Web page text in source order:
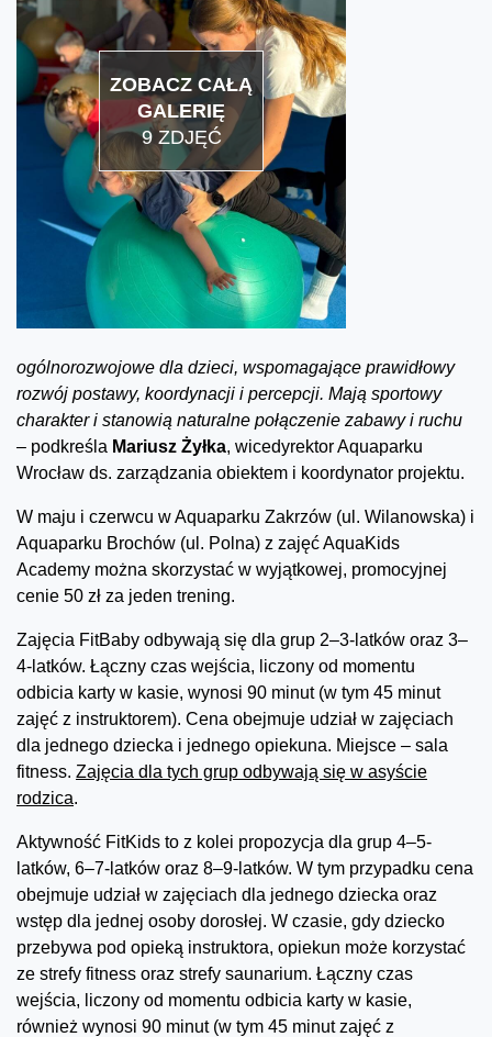
ZOBACZ CAŁĄ
GALERIĘ
9 ZDJĘĆ
ogólnorozwojowe dla dzieci, wspomagające prawidłowy
rozwój postawy, koordynacji i percepcji. Mają sportowy
charakter i stanowią naturalne połączenie zabawy i ruchu
– podkreśla Mariusz Żyłka, wicedyrektor Aquaparku
Wrocław ds. zarządzania obiektem i koordynator projektu.
W maju i czerwcu w Aquaparku Zakrzów (ul. Wilanowska) i
Aquaparku Brochów (ul. Polna) z zajęć AquaKids
Academy można skorzystać w wyjątkowej, promocyjnej
cenie 50 zł za jeden trening.
Zajęcia FitBaby odbywają się dla grup 2–3-latków oraz 3–
4-latków. Łączny czas wejścia, liczony od momentu
odbicia karty w kasie, wynosi 90 minut (w tym 45 minut
zajęć z instruktorem). Cena obejmuje udział w zajęciach
dla jednego dziecka i jednego opiekuna. Miejsce – sala
fitness. Zajęcia dla tych grup odbywają się w asyście
rodzica.
Aktywność FitKids to z kolei propozycja dla grup 4–5-
latków, 6–7-latków oraz 8–9-latków. W tym przypadku cena
obejmuje udział w zajęciach dla jednego dziecka oraz
wstęp dla jednej osoby dorosłej. W czasie, gdy dziecko
przebywa pod opieką instruktora, opiekun może korzystać
ze strefy fitness oraz strefy saunarium. Łączny czas
wejścia, liczony od momentu odbicia karty w kasie,
również wynosi 90 minut (w tym 45 minut zajęć z